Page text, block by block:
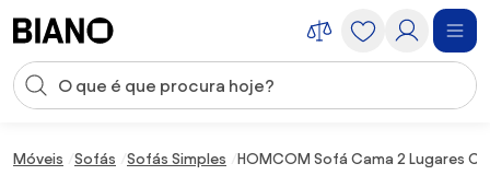
Entrada de pesquisa
Móveis Sofás Sofás Simples HOMCOM Sofá Cama 2 Lugares